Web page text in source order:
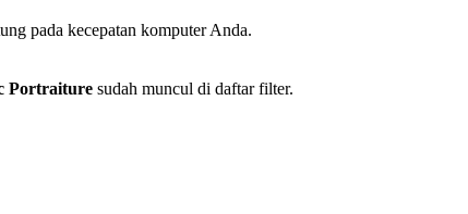
pada kecepatan komputer Anda.
Portraiture sudah muncul di daftar filter.